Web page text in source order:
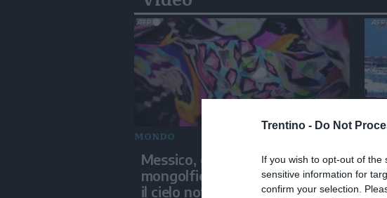
Trentino - Do Not
If you wish to opt-out of
sensitive information for
confirm your selection.
MONDO
Messico, centinaia di
mongolfiere di carta illuminano
il cielo notturno di Patzcuaro